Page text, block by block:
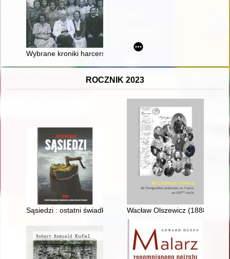
Wybrane kroniki harcerstwa legionowego z lat 1959-2018
ROCZNIK 2023
Sąsiedzi : ostatni świadkowie ukraińskiego ludobójstwa na
Wacław Olszewicz (1888-